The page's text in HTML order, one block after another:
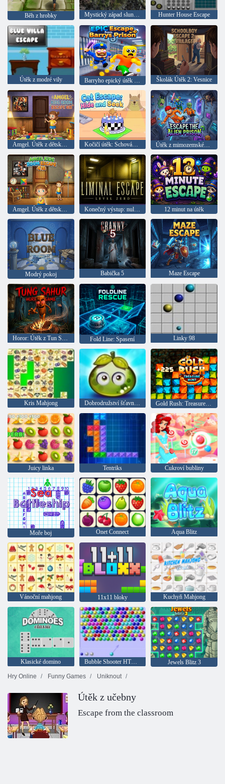
Běh z hrobky Mystický západ slunce v lese Hunter House Escape
Útěk z modré vily Školák Útěk 2: Vesnice
Amgel. Útěk z dětského pokoje 415 Kočičí útěk: Schovávaná Útěk z mimozemského vězení
Amgel. Útěk z dětského pokoje 416 Konečný výstup: nulová úroveň 12 minut na útěk
Modrý pokoj Babička 5 Maze Escape
Horor: Útěk z Tun Sakhur Fold Line: Spasení Linky 98
Kris Mahjong Dobrodružství šťavnatých bobulí Gold Rush: Treasure Hunter
Juicy linka Tentriks Cukroví bubliny
Moře boj Onet Connect Aqua Blitz
Vánoční mahjong 11x11 bloky Kuchyň Mahjong
Klasické domino Bubble Shooter HTML5
Jewels Blitz 3
Hry Online
Funny Games Uniknout
Útěk z učebny
Escape from the classroom